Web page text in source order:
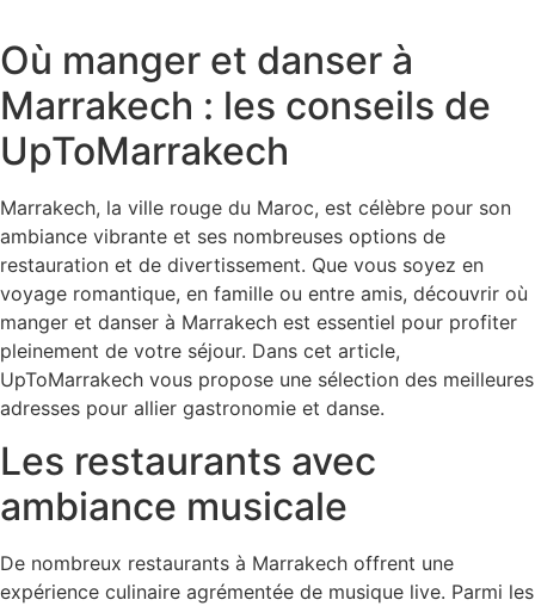
Où manger et danser à
Marrakech : les conseils de
UpToMarrakech
Marrakech, la ville rouge du Maroc, est célèbre pour son
ambiance vibrante et ses nombreuses options de
restauration et de divertissement. Que vous soyez en
voyage romantique, en famille ou entre amis, découvrir où
manger et danser à Marrakech est essentiel pour profiter
pleinement de votre séjour. Dans cet article,
UpToMarrakech vous propose une sélection des meilleures
adresses pour allier gastronomie et danse.
Les restaurants avec
ambiance musicale
De nombreux restaurants à Marrakech offrent une
expérience culinaire agrémentée de musique live. Parmi les